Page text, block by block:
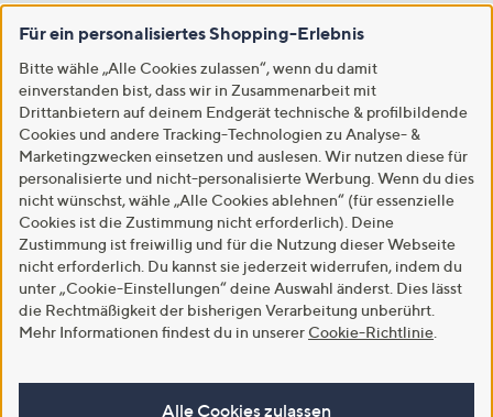
Für ein personalisiertes Shopping-Erlebnis
Bitte wähle „Alle Cookies zulassen“, wenn du damit
einverstanden bist, dass wir in Zusammenarbeit mit
Drittanbietern auf deinem Endgerät technische & profilbildende
Cookies und andere Tracking-Technologien zu Analyse- &
Marketingzwecken einsetzen und auslesen. Wir nutzen diese für
personalisierte und nicht-personalisierte Werbung. Wenn du dies
nicht wünschst, wähle „Alle Cookies ablehnen“ (für essenzielle
Cookies ist die Zustimmung nicht erforderlich). Deine
Zustimmung ist freiwillig und für die Nutzung dieser Webseite
nicht erforderlich. Du kannst sie jederzeit widerrufen, indem du
unter „Cookie-Einstellungen“ deine Auswahl änderst. Dies lässt
die Rechtmäßigkeit der bisherigen Verarbeitung unberührt.
Mehr Informationen findest du in unserer Cookie-Richtlinie
Alle Cookies zulassen